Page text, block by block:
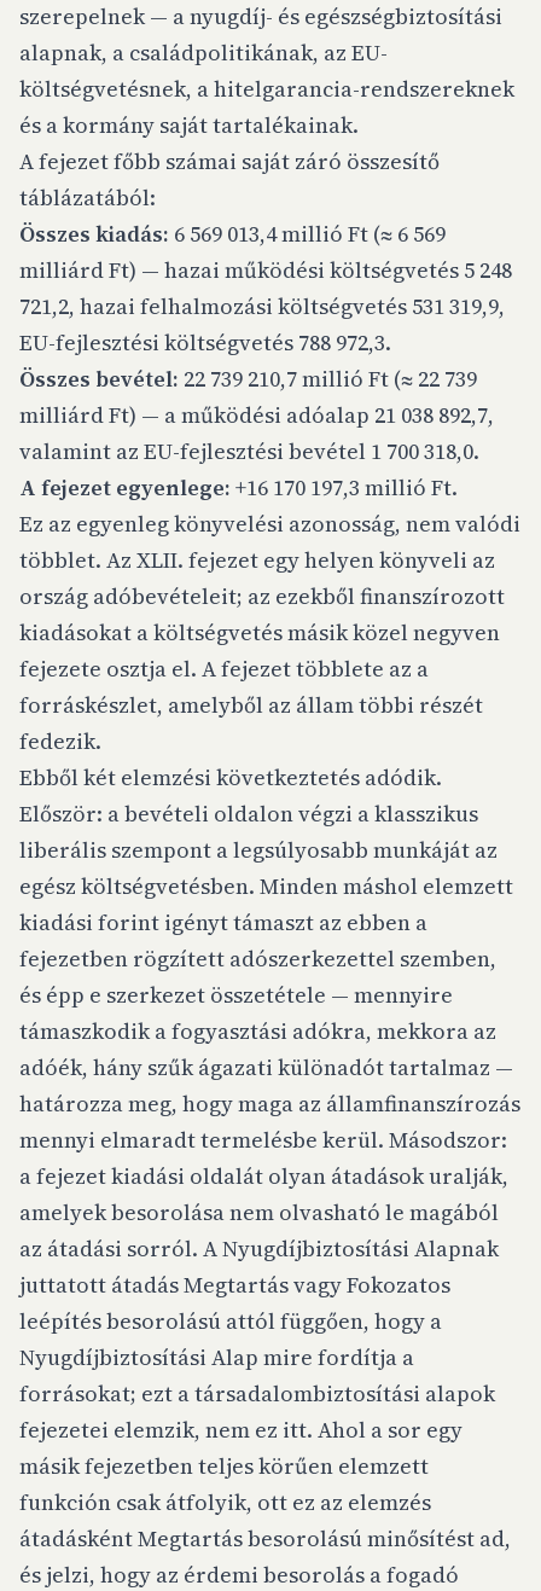
szerepelnek — a nyugdíj- és egészségbiztosítási
alapnak, a családpolitikának, az EU-
költségvetésnek, a hitelgarancia-rendszereknek
és a kormány saját tartalékainak.
A fejezet főbb számai saját záró összesítő
táblázatából:
Összes kiadás: 6 569 013,4 millió Ft (≈ 6 569
milliárd Ft) — hazai működési költségvetés 5 248
721,2, hazai felhalmozási költségvetés 531 319,9,
EU-fejlesztési költségvetés 788 972,3.
Összes bevétel: 22 739 210,7 millió Ft (≈ 22 739
milliárd Ft) — a működési adóalap 21 038 892,7,
valamint az EU-fejlesztési bevétel 1 700 318,0.
A fejezet egyenlege: +16 170 197,3 millió Ft.
Ez az egyenleg könyvelési azonosság, nem valódi
többlet. Az XLII. fejezet egy helyen könyveli az
ország adóbevételeit; az ezekből finanszírozott
kiadásokat a költségvetés másik közel negyven
fejezete osztja el. A fejezet többlete az a
forráskészlet, amelyből az állam többi részét
fedezik.
Ebből két elemzési következtetés adódik.
Először: a bevételi oldalon végzi a klasszikus
liberális szempont a legsúlyosabb munkáját az
egész költségvetésben. Minden máshol elemzett
kiadási forint igényt támaszt az ebben a
fejezetben rögzített adószerkezettel szemben,
és épp e szerkezet összetétele — mennyire
támaszkodik a fogyasztási adókra, mekkora az
adóék, hány szűk ágazati különadót tartalmaz —
határozza meg, hogy maga az államfinanszírozás
mennyi elmaradt termelésbe kerül. Másodszor:
a fejezet kiadási oldalát olyan átadások uralják,
amelyek besorolása nem olvasható le magából
az átadási sorról. A Nyugdíjbiztosítási Alapnak
juttatott átadás Megtartás vagy Fokozatos
leépítés besorolású attól függően, hogy a
Nyugdíjbiztosítási Alap mire fordítja a
forrásokat; ezt a társadalombiztosítási alapok
fejezetei elemzik, nem ez itt. Ahol a sor egy
másik fejezetben teljes körűen elemzett
funkción csak átfolyik, ott ez az elemzés
átadásként Megtartás besorolású minősítést ad,
és jelzi, hogy az érdemi besorolás a fogadó